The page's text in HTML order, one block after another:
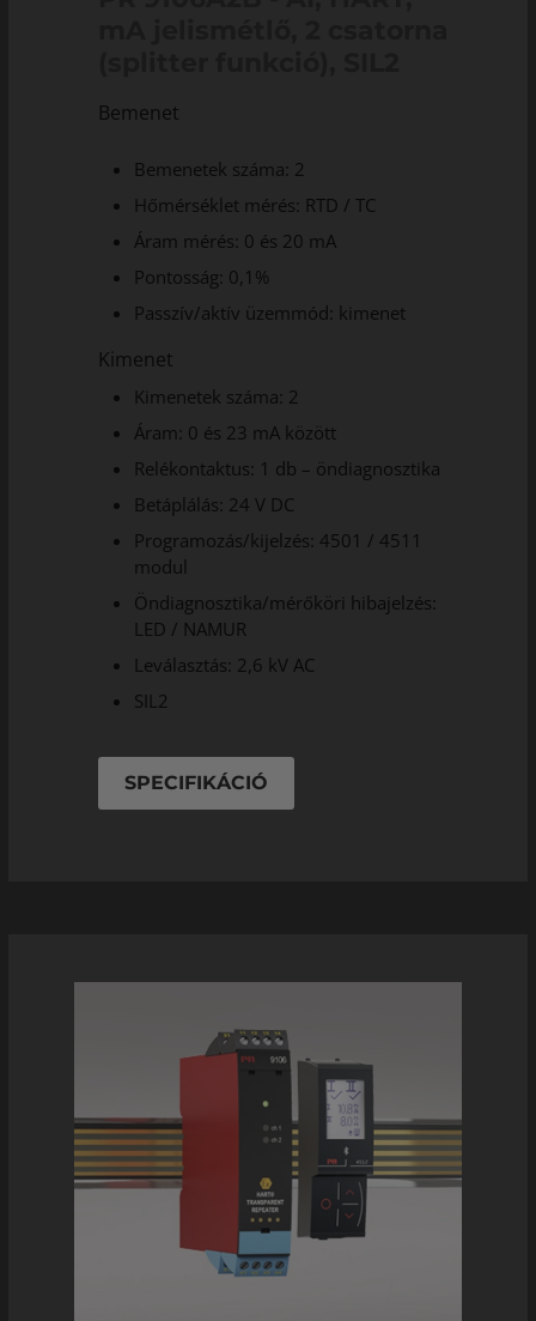
Bemenet
Bemenetek száma: 2
Hőmérséklet mérés: RTD / TC
Áram mérés: 0 és 20 mA
Pontosság: 0,1%
Passzív/aktív üzemmód: kimenet
Kimenet
Kimenetek száma: 2
Áram: 0 és 23 mA között
Relékontaktus: 1 db – öndiagnosztika
Betáplálás: 24 V DC
Programozás/kijelzés: 4501 / 4511
modul
Öndiagnosztika/mérőköri hibajelzés:
LED / NAMUR
Leválasztás: 2,6 kV AC
SIL2
SPECIFIKÁCIÓ